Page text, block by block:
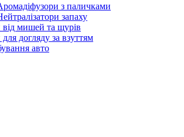
з паличками
запаху
від мишей та щурів
догляду за взуттям
авто